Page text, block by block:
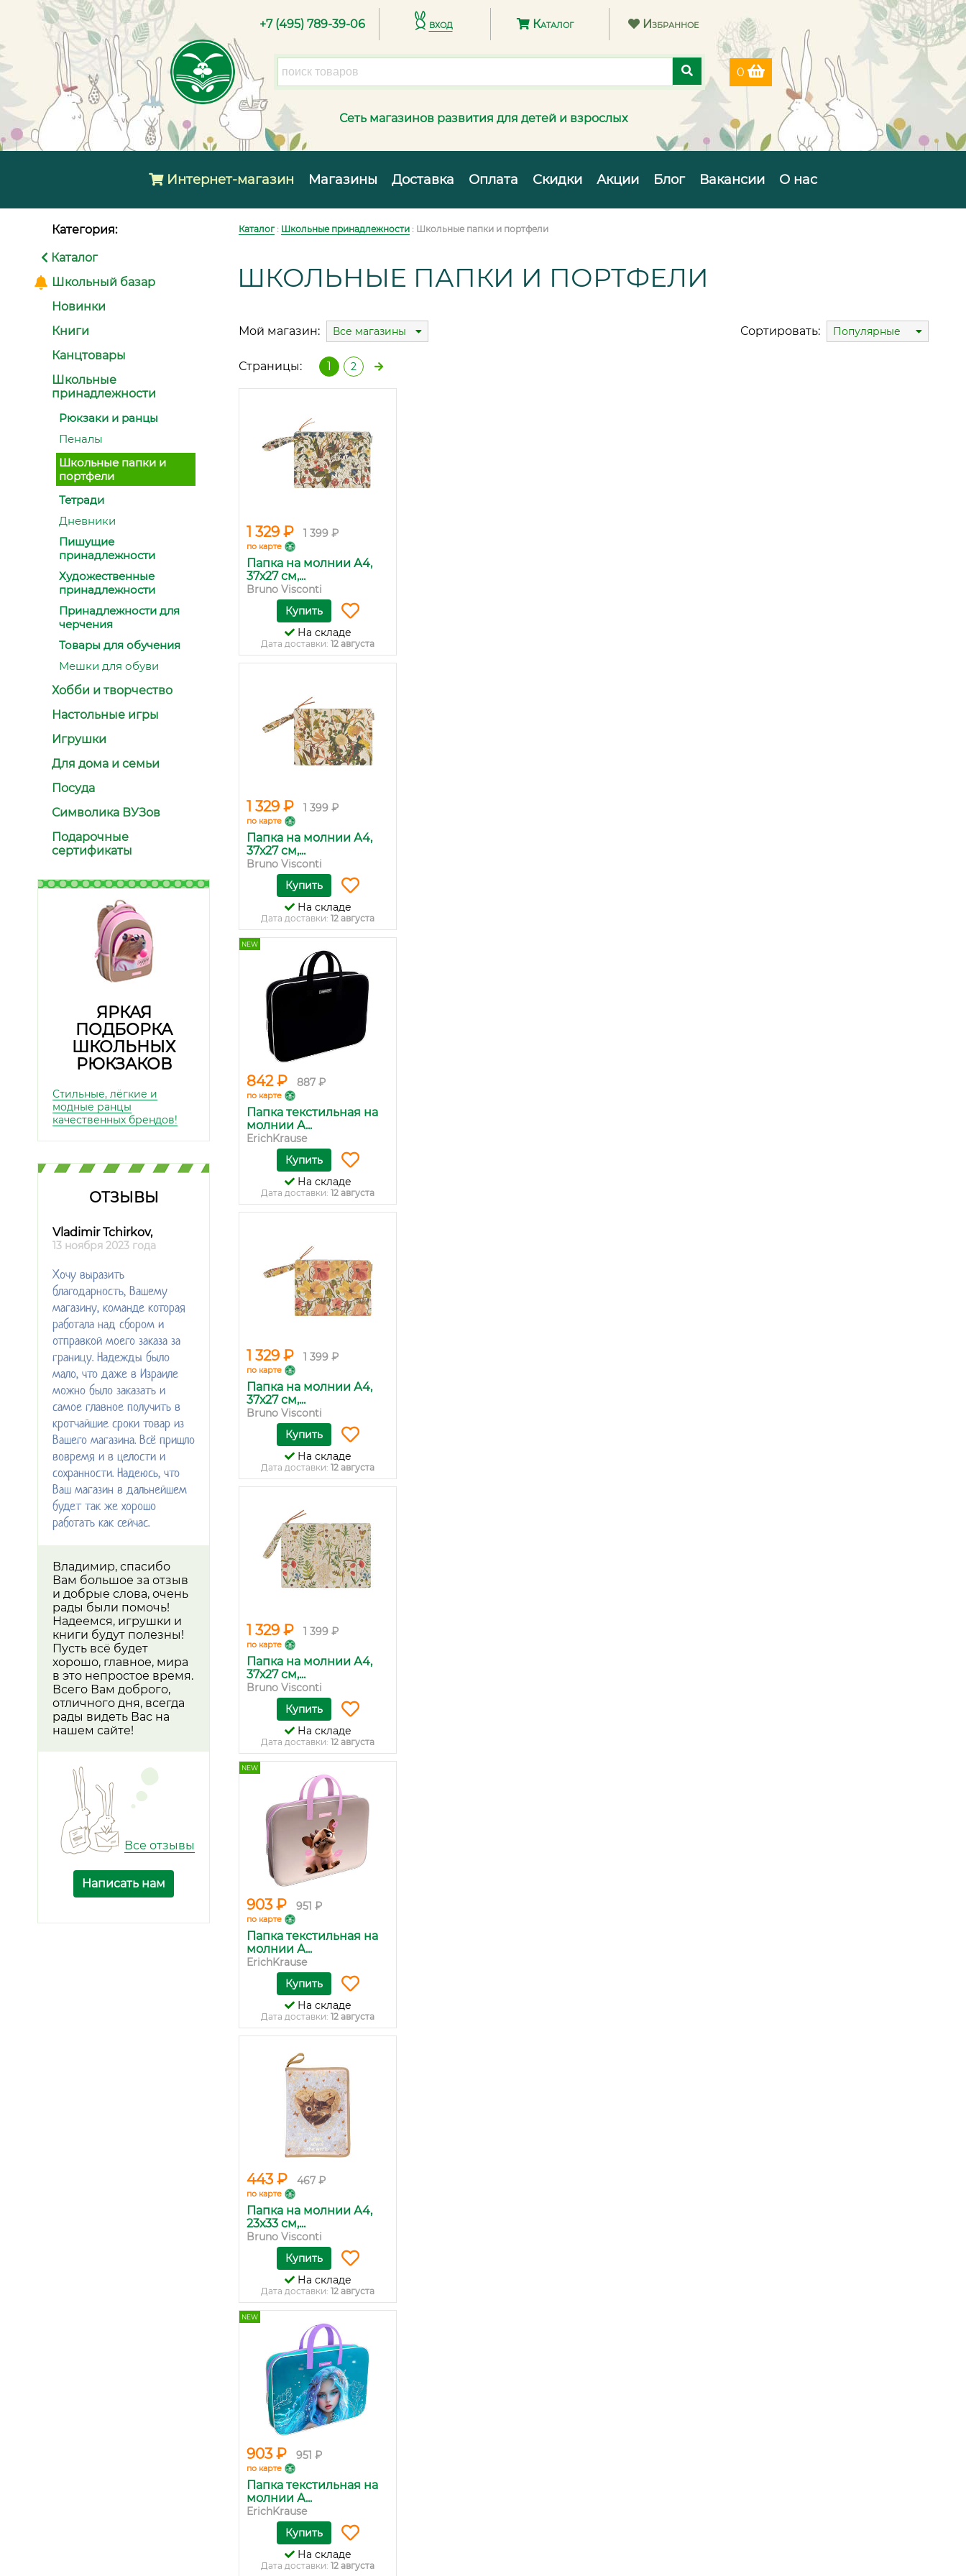
+7 (495) 789-39-06 вход Каталог Избранное
0
Сеть магазинов развития для детей и взрослых
Интернет-магазин Магазины Доставка Оплата Скидки Акции Блог Вакансии О нас
Категория:
Каталог
Школьный базар
Новинки
Книги
Канцтовары
Школьные
принадлежности
Рюкзаки и ранцы
Пеналы
Школьные папки и
портфели
Тетради
Дневники
Пишущие
принадлежности
Художественные
принадлежности
Принадлежности для
черчения
Товары для обучения
Мешки для обуви
Хобби и творчество
Настольные игры
Игрушки
Для дома и семьи
Посуда
Символика ВУЗов
Подарочные
сертификаты
ЯРКАЯ
ПОДБОРКА
ШКОЛЬНЫХ
РЮКЗАКОВ
Стильные, лёгкие и
модные ранцы
качественных брендов!
ОТЗЫВЫ
Vladimir Tchirkov,
13 ноября 2023 года
Хочу выразить
благодарность, Вашему
магазину, команде которая
работала над сбором и
отправкой моего заказа за
границу. Надежды было
мало, что даже в Израиле
можно было заказать и
самое главное получить в
кротчайшие сроки товар из
Вашего магазина. Всё пришло
вовремя и в целости и
сохранности. Надеюсь, что
Ваш магазин в дальнейшем
будет так же хорошо
работать как сейчас.
Владимир, спасибо
Вам большое за отзыв
и добрые слова, очень
рады были помочь!
Надеемся, игрушки и
книги будут полезны!
Пусть всё будет
хорошо, главное, мира
в это непростое время.
Всего Вам доброго,
отличного дня, всегда
рады видеть Вас на
нашем сайте!
Все отзывы
Написать нам
Каталог: Школьные принадлежности : Школьные папки и портфели
ШКОЛЬНЫЕ ПАПКИ И ПОРТФЕЛИ
Мой магазин: Все магазины Сортировать: Популярные
Страницы: 1 2
1 329 ₽ 1 399 ₽
по карте
Папка на молнии А4,
37х27 см,...
Bruno Visconti
Купить
На складе
Дата доставки: 12 августа
1 329 ₽ 1 399 ₽
по карте
Папка на молнии А4,
37х27 см,...
Bruno Visconti
Купить
На складе
Дата доставки: 12 августа
NEW
842 ₽ 887 ₽
по карте
Папка текстильная на
молнии А...
ErichKrause
Купить
На складе
Дата доставки: 12 августа
1 329 ₽ 1 399 ₽
по карте
Папка на молнии А4,
37х27 см,...
Bruno Visconti
Купить
На складе
Дата доставки: 12 августа
1 329 ₽ 1 399 ₽
по карте
Папка на молнии А4,
37х27 см,...
Bruno Visconti
Купить
На складе
Дата доставки: 12 августа
NEW
903 ₽ 951 ₽
по карте
Папка текстильная на
молнии А...
ErichKrause
Купить
На складе
Дата доставки: 12 августа
443 ₽ 467 ₽
по карте
Папка на молнии А4,
23х33 см,...
Bruno Visconti
Купить
На складе
Дата доставки: 12 августа
NEW
903 ₽ 951 ₽
по карте
Папка текстильная на
молнии А...
ErichKrause
Купить
На складе
Дата доставки: 12 августа